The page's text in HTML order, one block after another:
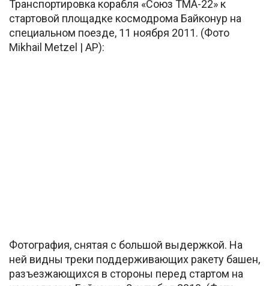
Транспортировка корабля «Союз ТМА-22» к
стартовой площадке космодрома Байконур на
специальном поезде, 11 ноября 2011. (Фото
Mikhail Metzel | AP):
Фотография, снятая с большой выдержкой. На
ней видны треки поддерживающих ракету башен,
разъезжающихся в стороны перед стартом на